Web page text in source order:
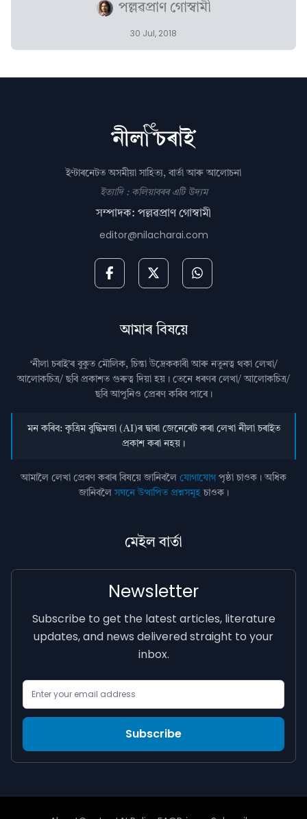
পল্লৱপ্ৰাণ গোস্বামী
30 Jul, 2018
ইণ্টাৰনেটত অসমীয়া সাহিত্য, বাৰ্তা আৰু আলোচনা
ইত্যাদি : কলিয়াবৰৰ এটি উদ্যম
সম্পাদক: পল্লৱপ্ৰাণ গোস্বামী
editor@nilacharai.com
আমাৰ বিষয়ে
‘নীলা চৰাই’ৰ বুকুত মৌলিক, চিন্তা উদ্রেককাৰী আৰু নতুনত্ব থকা লেখা/
আলোকচিত্ৰ/ ছবি প্রকাশত গুৰুত্ব দিয়া হয়। তেনে ধৰণৰ লেখা/ আলোকচিত্ৰ/
ছবি আপুনিও প্রেৰণ কৰিব পাৰে।
মন কৰিব: কৃত্ৰিম বুদ্ধিমত্তা (AI)ৰ দ্বাৰা জেনেৰেট কৰা লেখা নীলা চৰাইত
প্ৰকাশ কৰা নহয়।
আমালৈ লেখা প্ৰেৰণ কৰাৰ বিষয়ে জানিবলৈ যোগাযোগ পৃষ্ঠা চাওক। অধিক
জানিবলৈসঘনে উত্থাপিত প্ৰশ্নসমূহচাওক।
মেইল বাৰ্তা
Newsletter
Subscribe to get the latest articles, literature
updates, and news delivered straight to your
inbox.
Subscribe